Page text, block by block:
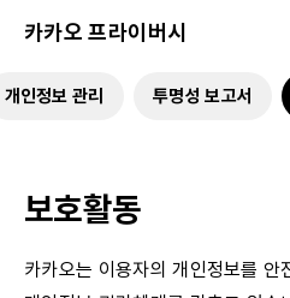
카카오 프라이버시
개인정보 관리 투명성 보고서
보호활동
카카오는 이용자의 개인정보를